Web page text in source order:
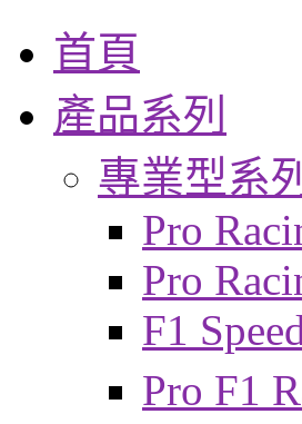
首頁
產品系列
專業型系列
Pro
Pro
F1
Pro F1